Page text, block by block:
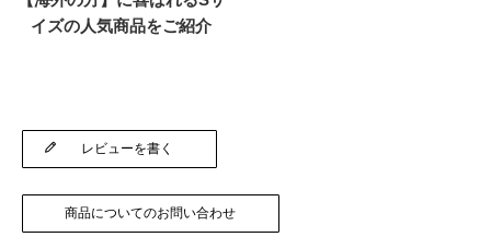
イズの人気商品をご紹介
レビューを書く
商品についてのお問い合わせ